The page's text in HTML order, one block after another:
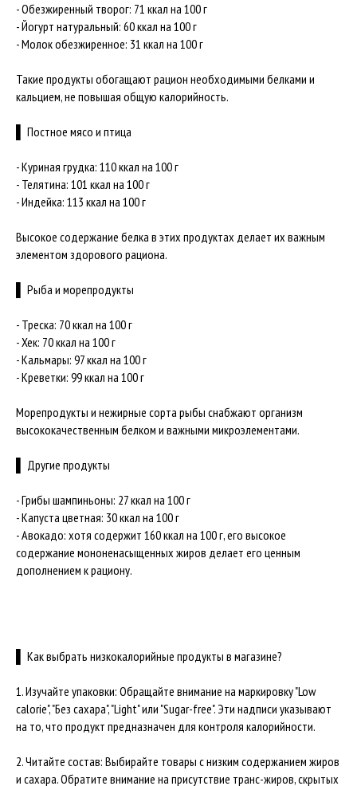
- Обезжиренный творог: 71 ккал на 100 г
- Йогурт натуральный: 60 ккал на 100 г
- Молок обезжиренное: 31 ккал на 100 г
Такие продукты обогащают рацион необходимыми белками и
кальцием, не повышая общую калорийность.
▌ Постное мясо и птица
- Куриная грудка: 110 ккал на 100 г
- Телятина: 101 ккал на 100 г
- Индейка: 113 ккал на 100 г
Высокое содержание белка в этих продуктах делает их важным
элементом здорового рациона.
▌ Рыба и морепродукты
- Треска: 70 ккал на 100 г
- Хек: 70 ккал на 100 г
- Кальмары: 97 ккал на 100 г
- Креветки: 99 ккал на 100 г
Морепродукты и нежирные сорта рыбы снабжают организм
высококачественным белком и важными микроэлементами.
▌ Другие продукты
- Грибы шампиньоны: 27 ккал на 100 г
- Капуста цветная: 30 ккал на 100 г
- Авокадо: хотя содержит 160 ккал на 100 г, его высокое
содержание мононенасыщенных жиров делает его ценным
дополнением к рациону.
▌ Как выбрать низкокалорийные продукты в магазине?
1. Изучайте упаковки: Обращайте внимание на маркировку "Low
calorie", "Без сахара", "Light" или "Sugar-free". Эти надписи указывают
на то, что продукт предназначен для контроля калорийности.
2. Читайте состав: Выбирайте товары с низким содержанием жиров
и сахара. Обратите внимание на присутствие транс-жиров, скрытых